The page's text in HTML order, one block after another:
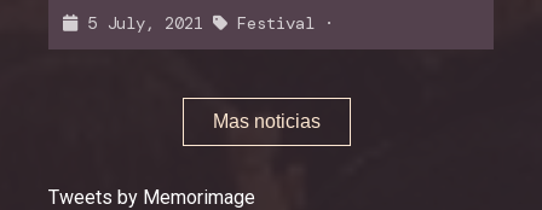
5 July, 2021 Festival ·
Mas noticias
Tweets by Memorimage